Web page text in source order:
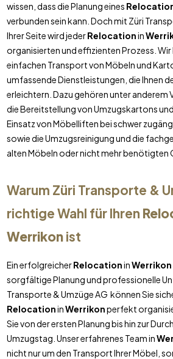
wissen, dass die Planung eines
verbunden sein kann. Doch mit Züri
Ihrer Seite wird jederRelocationin
organisierten und effizienten Prozess.
einfachen Transport von Möbeln und
umfassende Dienstleistungen, die Ihnen
erleichtern. Dazu gehören unter anderem
die Bereitstellung von Umzugskartons
Einsatz von Möbelliften bei schwer
sowie die Umzugsreinigung und die
alten Möbeln oder nicht mehr benötigten
Warum Züri Transporte &
richtige Wahl für Ihren
Werrikonist
Ein erfolgreicherRelocationinWerrikon
sorgfältige Planung und professionelle
Transporte & Umzüge AG können Sie
RelocationinWerrikonperfekt
Sie von der ersten Planung bis hin zur
Umzugstag. Unser erfahrenes Team in
nicht nur um den Transport Ihrer Möbel,